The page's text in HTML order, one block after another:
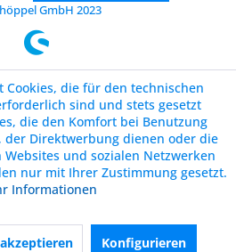
GmbH 2023
Cookies, die für den technischen
sind und stets gesetzt
die den Komfort bei Benutzung
der Direktwerbung dienen oder die
und sozialen Netzwerken
nur mit Ihrer Zustimmung gesetzt.
Informationen
Konfigurieren